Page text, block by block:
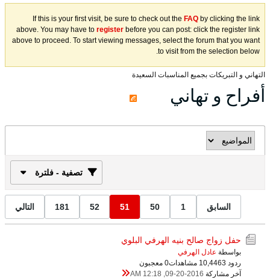
If this is your first visit, be sure to check out the FAQ by clicking the link
above. You may have to register before you can post: click the register link
above to proceed. To start viewing messages, select the forum that you want
to visit from the selection below.
التهاني و التبريكات بجميع المناسبات السعيدة
أفراح و تهاني
تصفية - فلترة
السابق 1
50
51
52
181 التالي
حفل زواج صالح بنيه الهرفي البلوي
بواسطة عادل الهرفي
ردود 3
10,446 مشاهدات
0 معجبون
آخر مشاركة 09-20-2016, 12:18 AM